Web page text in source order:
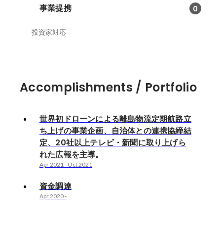
事業提携 0
投資家対応
Accomplishments / Portfolio
世界初ドローンによる離島物流定期航路立
ち上げの事業企画、自治体との連携協締結
定、20社以上テレビ・新聞に取り上げら
れた広報を主導。
Apr 2021- Oct 2021
資金調達
Apr 2020-